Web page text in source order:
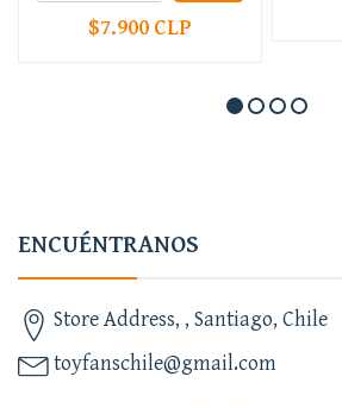
$7.900 CLP
ENCUÉNTRANOS
Store Address, , Santiago, Chile
toyfanschile@gmail.com